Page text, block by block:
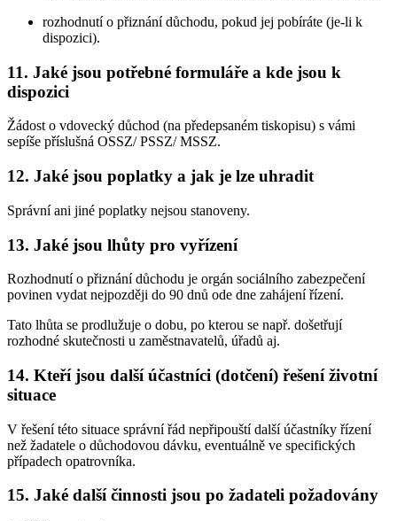
rozhodnutí o přiznání důchodu, pokud jej pobíráte (je-li k
dispozici).
11. Jaké jsou potřebné formuláře a kde jsou k
dispozici
Žádost o vdovecký důchod (na předepsaném tiskopisu) s vámi
sepíše příslušná OSSZ/ PSSZ/ MSSZ.
12. Jaké jsou poplatky a jak je lze uhradit
Správní ani jiné poplatky nejsou stanoveny.
13. Jaké jsou lhůty pro vyřízení
Rozhodnutí o přiznání důchodu je orgán sociálního zabezpečení
povinen vydat nejpozději do 90 dnů ode dne zahájení řízení.
Tato lhůta se prodlužuje o dobu, po kterou se např. došetřují
rozhodné skutečnosti u zaměstnavatelů, úřadů aj.
14. Kteří jsou další účastníci (dotčení) řešení životní
situace
V řešení této situace správní řád nepřipouští další účastníky řízení
než žadatele o důchodovou dávku, eventuálně ve specifických
případech opatrovníka.
15. Jaké další činnosti jsou po žadateli požadovány